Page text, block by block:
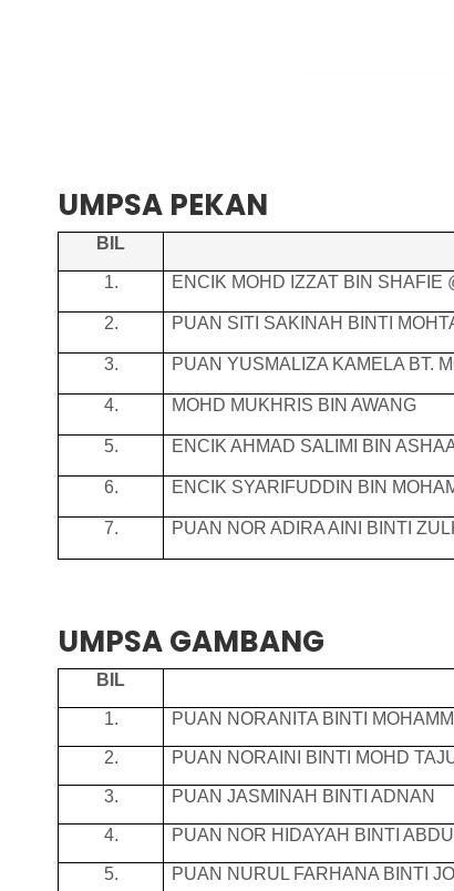
UMPSA PEKAN
BIL
1. ENCIK MOHD IZZAT BIN SHAFIE
2. PUAN SITI SAKINAH BINTI
3. PUAN YUSMALIZA KAMELA BT.
4. MOHD MUKHRIS BIN AWANG
5. ENCIK AHMAD SALIMI BIN
6. ENCIK SYARIFUDDIN BIN
7. PUAN NOR ADIRA AINI BINTI
UMPSA GAMBANG
BIL
1. PUAN NORANITA BINTI
2. PUAN NORAINI BINTI MOHD
3. PUAN JASMINAH BINTI ADNAN
4. PUAN NOR HIDAYAH BINTI
5. PUAN NURUL FARHANA BINTI